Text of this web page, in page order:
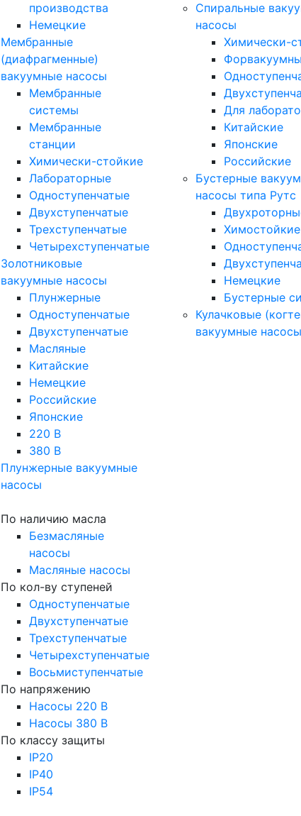
производства
Немецкие
Мембранные
(диафрагменные)
вакуумные насосы
Мембранные
системы
Мембранные
станции
Химически-стойкие
Лабораторные
Одноступенчатые
Двухступенчатые
Трехступенчатые
Четырехступенчатые
Золотниковые
вакуумные насосы
Плунжерные
Одноступенчатые
Двухступенчатые
Масляные
Китайские
Немецкие
Российские
Японские
220 В
380 В
Плунжерные вакуумные
насосы
Спиральные
насосы
Химически-
Для
Китайские
Японские
Российские
Бустерные
насосы типа Рутс
Химостойкие
Немецкие
Бустерные
Кулачковые
вакуумные насосы
По наличию масла
Безмасляные
насосы
Масляные насосы
По кол-ву ступеней
Одноступенчатые
Двухступенчатые
Трехступенчатые
Четырехступенчатые
Восьмиступенчатые
По напряжению
Насосы 220 В
Насосы 380 В
По классу защиты
IP20
IP40
IP54